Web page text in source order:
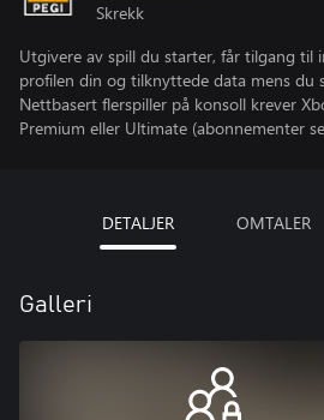
Skrekk
Utgivere av spill du starter, får tilgang til
profilen din og tilknyttede data mens du
Nettbasert flerspiller på konsoll krever
Premium eller Ultimate (abonnementer
DETALJER OMTALER
Galleri